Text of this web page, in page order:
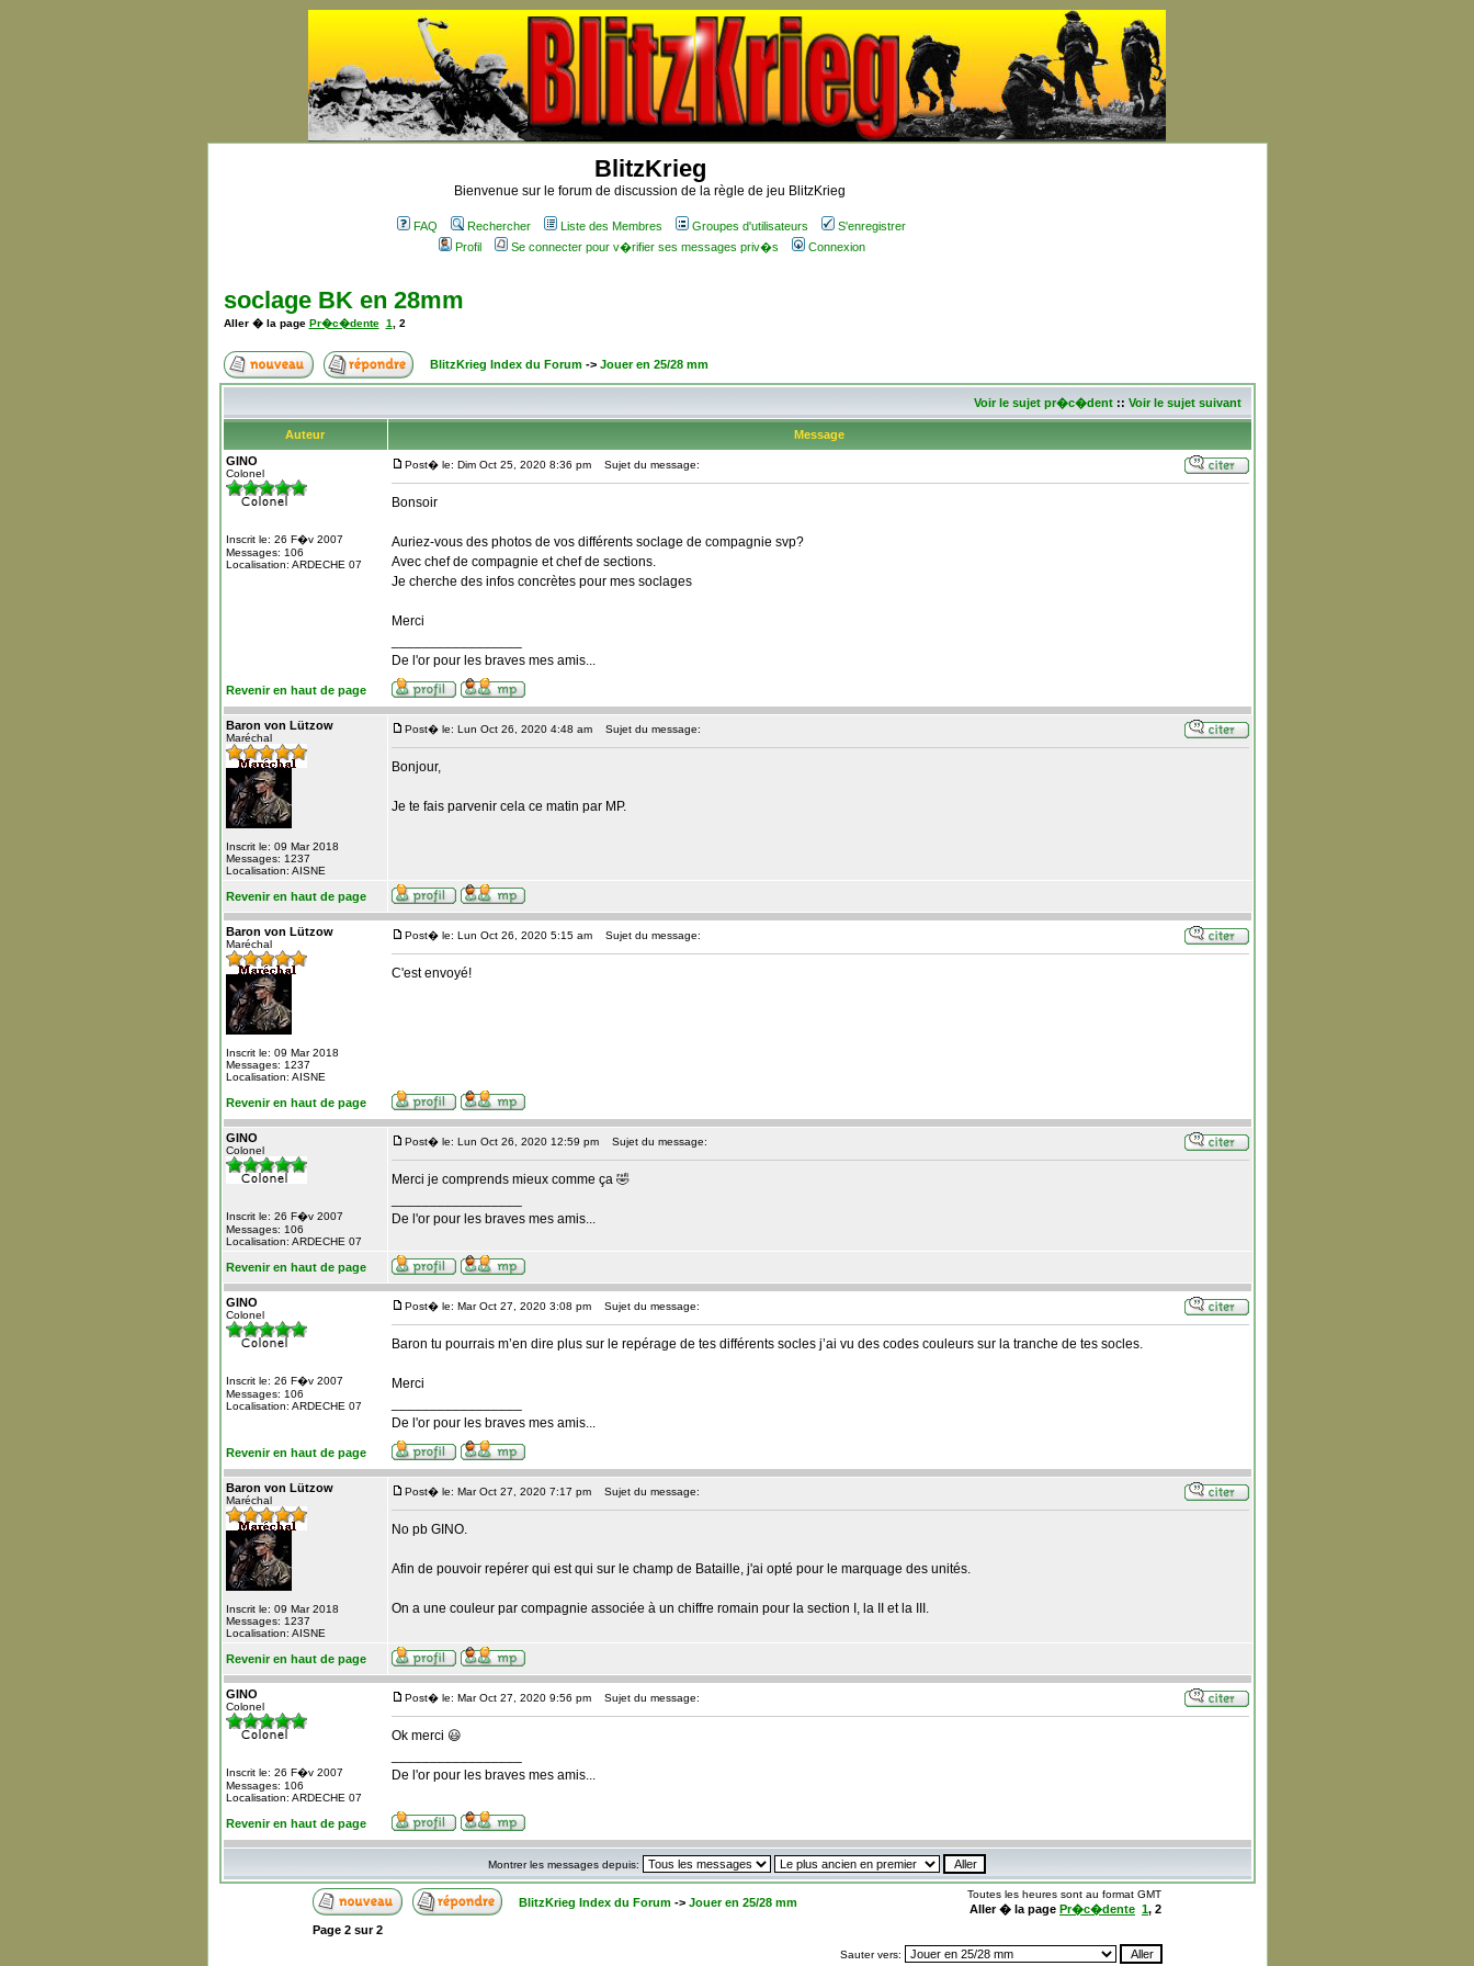
BlitzKrieg
Bienvenue sur le forum de discussion de la règle de jeu BlitzKrieg
FAQ Rechercher Liste des Membres Groupes d'utilisateurs
S'enregistrer
Profil
Se connecter pour v�rifier ses messages priv�s Connexion
soclage BK en 28mm
Aller � la page Pr�c�dente 1 2
BlitzKrieg Index du Forum-> Jouer en 25/28 mm
Voir le sujet pr�c�dent:: Voir le sujet suivant
Auteur
Message
GINO
Colonel
Inscrit le: 26 F�v 2007
Messages: 106
Localisation: ARDECHE 07
Post� le: Dim Oct 25, 2020 8:36 pm Sujet du message:
Bonsoir
Auriez-vous des photos de vos différents soclage de compagnie svp?
Avec chef de compagnie et chef de sections.
Je cherche des infos concrètes pour mes soclages
Merci
De l'or pour les braves mes amis...
Revenir en haut de page
Baron von Lützow
Maréchal
Inscrit le: 09 Mar 2018
Messages: 1237
Localisation: AISNE
Post� le: Lun Oct 26, 2020 4:48 am Sujet du message:
Bonjour,
Je te fais parvenir cela ce matin par MP.
Revenir en haut de page
Baron von Lützow
Maréchal
Inscrit le: 09 Mar 2018
Messages: 1237
Localisation: AISNE
Post� le: Lun Oct 26, 2020 5:15 am Sujet du message:
C'est envoyé!
Revenir en haut de page
GINO
Colonel
Inscrit le: 26 F�v 2007
Messages: 106
Localisation: ARDECHE 07
Post� le: Lun Oct 26, 2020 12:59 pm Sujet du message:
Merci je comprends mieux comme ça 🤣
De l'or pour les braves mes amis...
Revenir en haut de page
GINO
Colonel
Inscrit le: 26 F�v 2007
Messages: 106
Localisation: ARDECHE 07
Post� le: Mar Oct 27, 2020 3:08 pm Sujet du message:
Baron tu pourrais m’en dire plus sur le repérage de tes différents socles j’ai vu des codes couleurs sur la tranche de tes socles.
Merci
De l'or pour les braves mes amis...
Revenir en haut de page
Baron von Lützow
Maréchal
Inscrit le: 09 Mar 2018
Messages: 1237
Localisation: AISNE
Post� le: Mar Oct 27, 2020 7:17 pm Sujet du message:
No pb GINO.
Afin de pouvoir repérer qui est qui sur le champ de Bataille, j'ai opté pour le marquage des unités.
On a une couleur par compagnie associée à un chiffre romain pour la section I, la II et la III.
Revenir en haut de page
GINO
Colonel
Inscrit le: 26 F�v 2007
Messages: 106
Localisation: ARDECHE 07
Post� le: Mar Oct 27, 2020 9:56 pm Sujet du message:
Ok merci 😃
De l'or pour les braves mes amis...
Revenir en haut de page
Montrer les messages depuis:
BlitzKrieg Index du Forum -> Jouer en 25/28 mm
Toutes les heures sont au format GMT
Aller � la page Pr�c�dente 1, 2
Page 2 sur2
Sauter vers: